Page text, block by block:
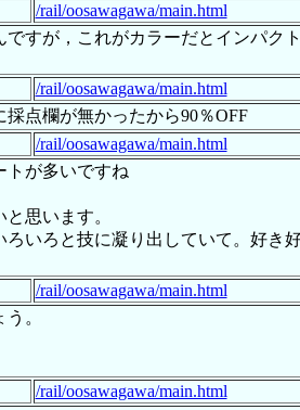
/rail/oosawagawa/main.html
すが，これがカラーだとインパ
/rail/oosawagawa/main.html
点欄が無かったから90％OFF
/rail/oosawagawa/main.html
トが多いですね
思います。
いろと技に凝り出していて。好き
/rail/oosawagawa/main.html
。
/rail/oosawagawa/main.html